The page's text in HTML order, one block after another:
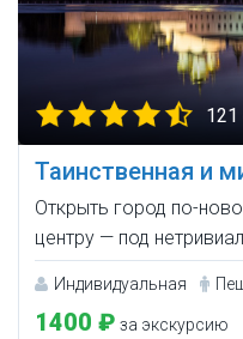
Таинственная и
Открыть город по-
центру — под
Индивидуальная
1400 ₽ за экскурсию